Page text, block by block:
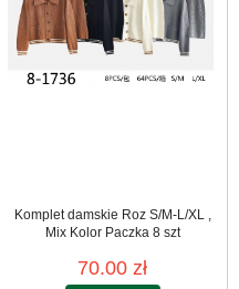
Komplet damskie Roz S/M-L/XL ,
Mix Kolor Paczka 8 szt
70.00 zł